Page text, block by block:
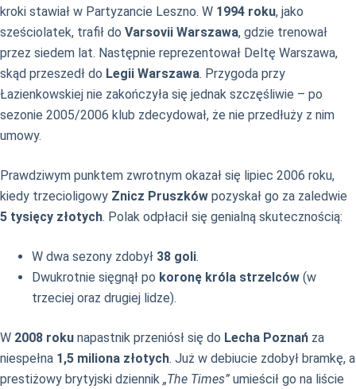
kroki stawiał w Partyzancie Leszno. W 1994 roku, jako
sześciolatek, trafił do Varsovii Warszawa, gdzie trenował
przez siedem lat. Następnie reprezentował Deltę Warszawa,
skąd przeszedł do Legii Warszawa. Przygoda przy
Łazienkowskiej nie zakończyła się jednak szczęśliwie – po
sezonie 2005/2006 klub zdecydował, że nie przedłuży z nim
umowy.
Prawdziwym punktem zwrotnym okazał się lipiec 2006 roku,
kiedy trzecioligowy Znicz Pruszków pozyskał go za zaledwie
5 tysięcy złotych. Polak odpłacił się genialną skutecznością:
W dwa sezony zdobył 38 goli.
Dwukrotnie sięgnął po koronę króla strzelców (w
trzeciej oraz drugiej lidze).
W 2008 roku napastnik przeniósł się do Lecha Poznań za
niespełna 1,5 miliona złotych. Już w debiucie zdobył bramkę, a
prestiżowy brytyjski dziennik „The Times” umieścił go na liście